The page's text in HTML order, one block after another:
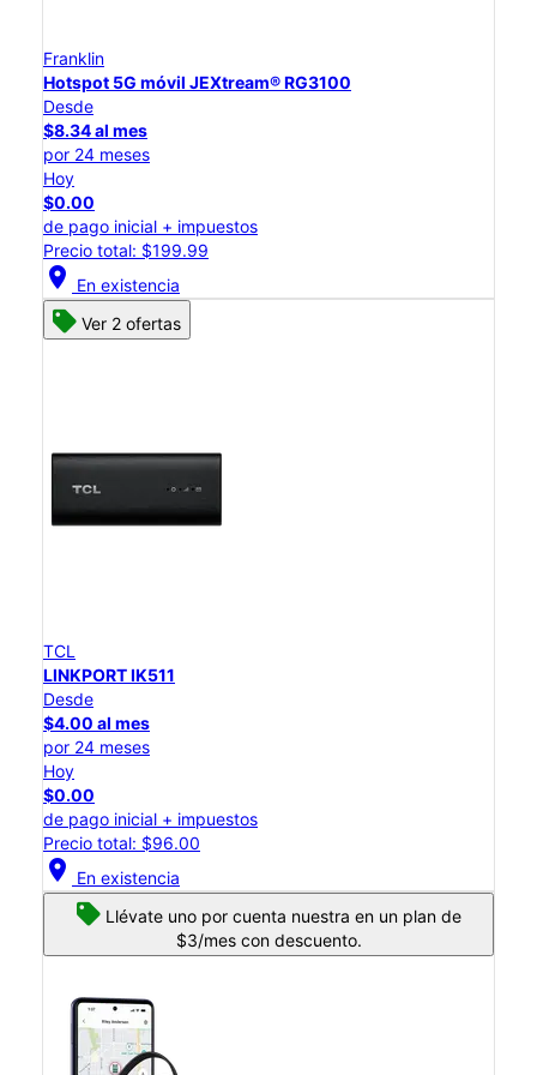
Franklin
Hotspot 5G móvil JEXtream® RG3100
Desde
$8.34 al mes
por 24 meses
Hoy
$0.00
de pago inicial + impuestos
Precio total: $199.99
location_on En existencia
Ver 2 ofertas
TCL
LINKPORT IK511
Desde
$4.00 al mes
por 24 meses
Hoy
$0.00
de pago inicial + impuestos
Precio total: $96.00
location_on En existencia
Llévate uno por cuenta nuestra en un plan de
$3/mes con descuento.